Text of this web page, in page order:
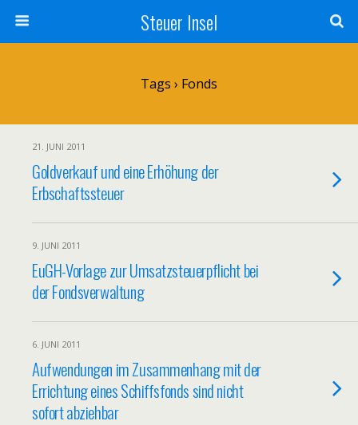
Steuer Insel
Tags › Fonds
21. JUNI 2011
Goldverkauf und eine Erhöhung der
Erbschaftssteuer
9. JUNI 2011
EuGH-Vorlage zur Umsatzsteuerpflicht bei
der Fondsverwaltung
6. JUNI 2011
Aufwendungen im Zusammenhang mit der
Errichtung eines Schiffsfonds sind nicht
sofort abziehbar